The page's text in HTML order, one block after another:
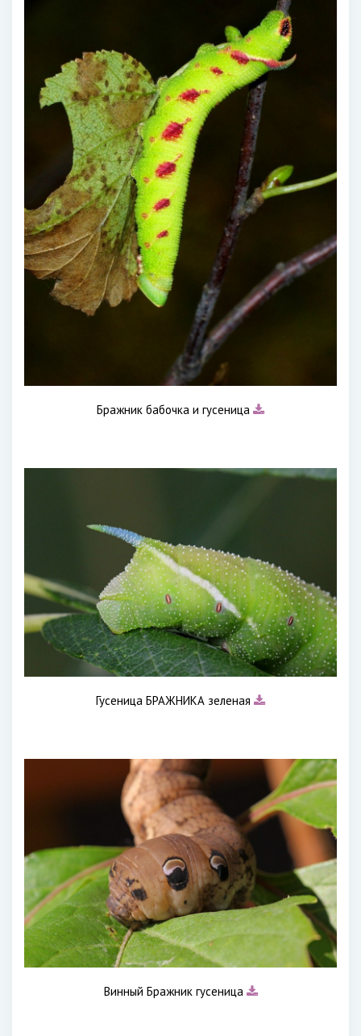
Бражник бабочка и гусеница
Гусеница БРАЖНИКА зеленая
Винный Бражник гусеница